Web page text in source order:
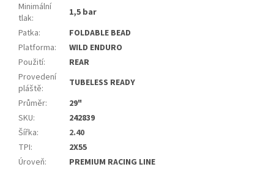
Minimální
tlak:
1,5 bar
Patka:
FOLDABLE BEAD
Platforma:
WILD ENDURO
Použití:
REAR
Provedení
pláště:
TUBELESS READY
Průměr:
29"
SKU:
242839
Šířka:
2.40
TPI:
2X55
Úroveň: PREMIUM RACING LINE